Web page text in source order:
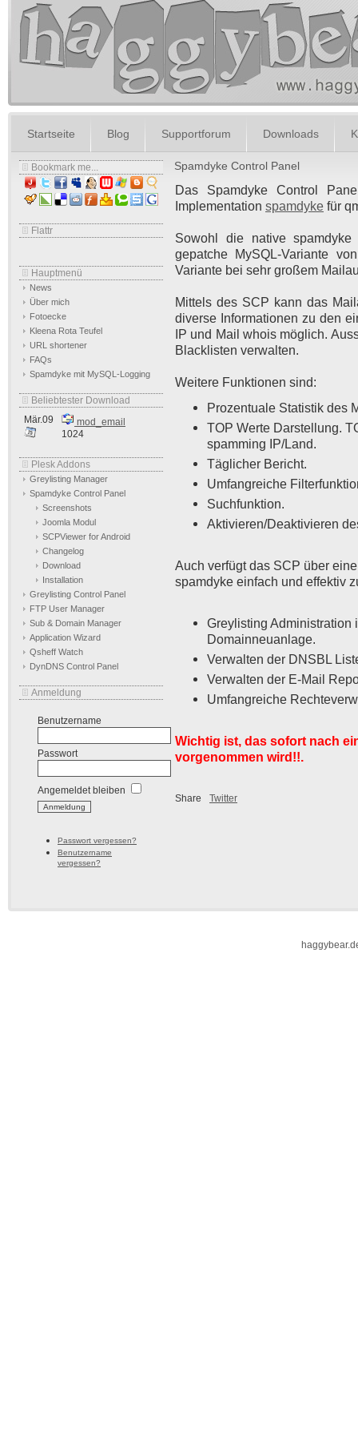
Startseite Blog Supportforum Downloads
Bookmark me...
Flattr
Hauptmenü
News
Über mich
Fotoecke
Kleena Rota Teufel
URL shortener
FAQs
Spamdyke mit MySQL-Logging
Beliebtester Download
Mär.09
mod_email
1024
Plesk Addons
Greylisting Manager
Spamdyke Control Panel
Screenshots
Joomla Modul
SCPViewer for Android
Changelog
Download
Installation
Greylisting Control Panel
FTP User Manager
Sub & Domain Manager
Application Wizard
Qsheff Watch
DynDNS Control Panel
Anmeldung
Benutzername
Passwort
Angemeldet bleiben
Passwort vergessen?
Benutzername
vergessen?
Spamdyke Control Panel
Das Spamdyke Control
Implementation spamdyke für
Sowohl die native
gepatche MySQL-Variante
Variante bei sehr großem
Mittels des SCP kann das
diverse Informationen zu den
IP und Mail whois möglich.
Blacklisten verwalten.
Weitere Funktionen sind:
Prozentuale Statistik des
TOP Werte Darstellung.
spamming IP/Land.
Täglicher Bericht.
Umfangreiche
Suchfunktion.
Aktivieren/Deaktivieren
Auch verfügt das SCP über
spamdyke einfach und effektiv
Greylisting Administration
Domainneuanlage.
Verwalten der DNSBL
Verwalten der E-Mail
Umfangreiche
Wichtig ist, das sofort nach
vorgenommen wird!!.
Share Twitter